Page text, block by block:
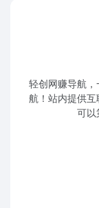
轻创网赚导航
航！站内提供
可以